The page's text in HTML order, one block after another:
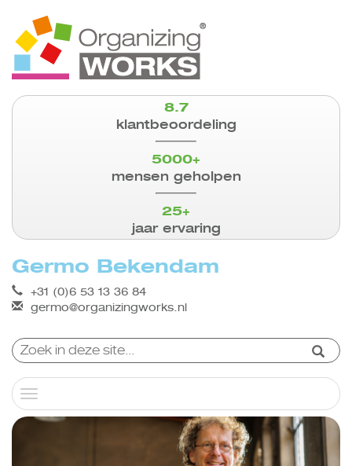
8.7
klantbeoordeling
5000+
mensen geholpen
25+
jaar ervaring
Germo Bekendam
+31 (0)6 53 13 36 84
germo@organizingworks.nl
Zoeken:
navigation